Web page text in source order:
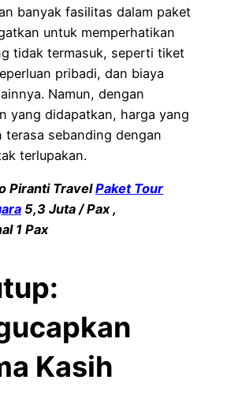
banyak fasilitas dalam paket
untuk memperhatikan
tidak termasuk, seperti tiket
pribadi, dan biaya
Namun, dengan
yang didapatkan, harga yang
terasa sebanding dengan
terlupakan.
Piranti TravelPaket Tour
5,3 Juta / Pax ,
1 Pax
Kasih